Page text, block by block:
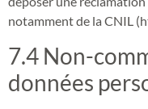
notamment de la CNIL
7.4 Non-
données